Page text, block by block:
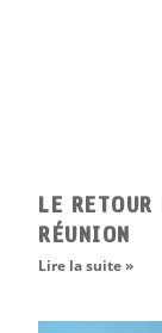
LE
RÉUNION
Lire la suite »